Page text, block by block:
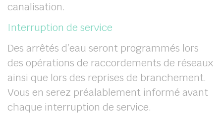
canalisation.
Interruption de service
Des arrêtés d’eau seront programmés lors
des opérations de raccordements de réseaux
ainsi que lors des reprises de branchement.
Vous en serez préalablement informé avant
chaque interruption de service.